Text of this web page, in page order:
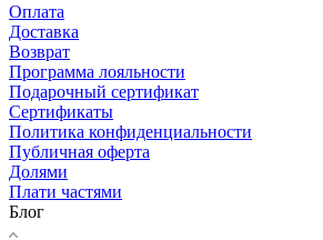
Оплата
Доставка
Возврат
Программа лояльности
Подарочный сертификат
Сертификаты
Политика конфиденциальности
Публичная оферта
Долями
Плати частями
Блог